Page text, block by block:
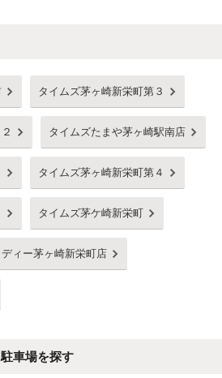
タイムズ茅ヶ崎新栄町第３
タイムズたまや茅ヶ崎駅南店
タイムズ茅ヶ崎新栄町第４
タイムズ茅ケ崎新栄町
ィー茅ヶ崎新栄町店
車場を探す